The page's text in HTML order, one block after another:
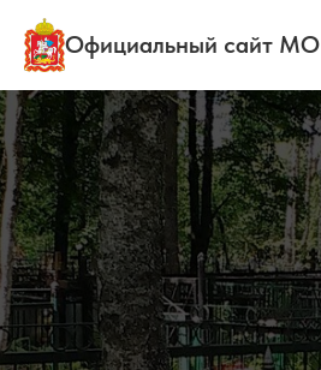
Официальный сайт МО